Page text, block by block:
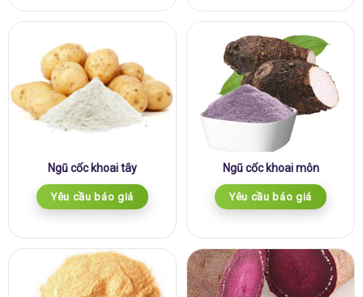
Ngũ cốc khoai tây
Yêu cầu báo giá
Ngũ cốc khoai môn
Yêu cầu báo giá